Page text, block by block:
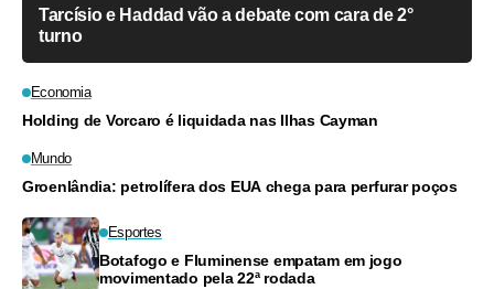
Tarcísio e Haddad vão a debate com cara de 2°
turno
Economia
Holding de Vorcaro é liquidada nas Ilhas Cayman
Mundo
Groenlândia: petrolífera dos EUA chega para perfurar poços
Esportes
Botafogo e Fluminense empatam em jogo
movimentado pela 22ª rodada